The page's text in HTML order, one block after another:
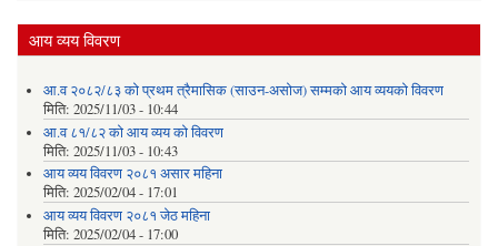
आय व्यय विवरण
आ.व २०८२/८३ को प्रथम त्रैमासिक (साउन-असोज) सम्मको आय व्ययको विवरण
मिति: 2025/11/03 - 10:44
आ.व ८१/८२ को आय व्यय को विवरण
मिति: 2025/11/03 - 10:43
आय व्यय विवरण २०८१ असार महिना
मिति: 2025/02/04 - 17:01
आय व्यय विवरण २०८१ जेठ महिना
मिति: 2025/02/04 - 17:00